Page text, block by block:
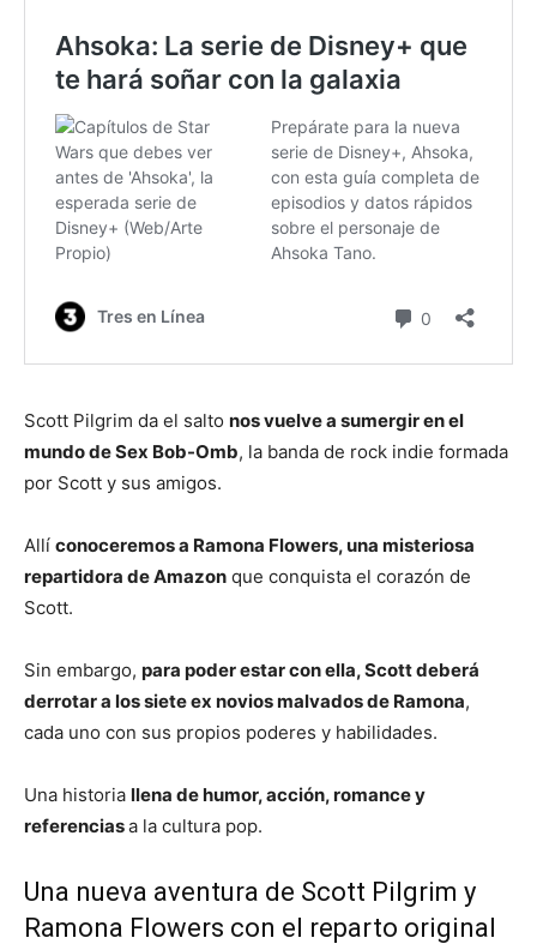
Scott Pilgrim da el salto nos vuelve a sumergir en el
mundo de Sex Bob-Omb, la banda de rock indie formada
por Scott y sus amigos.
Allí conoceremos a Ramona Flowers, una misteriosa
repartidora de Amazon que conquista el corazón de
Scott.
Sin embargo, para poder estar con ella, Scott deberá
derrotar a los siete ex novios malvados de Ramona,
cada uno con sus propios poderes y habilidades.
Una historia llena de humor, acción, romance y
referenciasa la cultura pop.
Una nueva aventura de Scott Pilgrim y
Ramona Flowers con el reparto original